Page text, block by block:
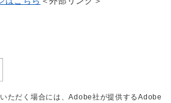
ただく場合には、Adobe社が提供するAdobe